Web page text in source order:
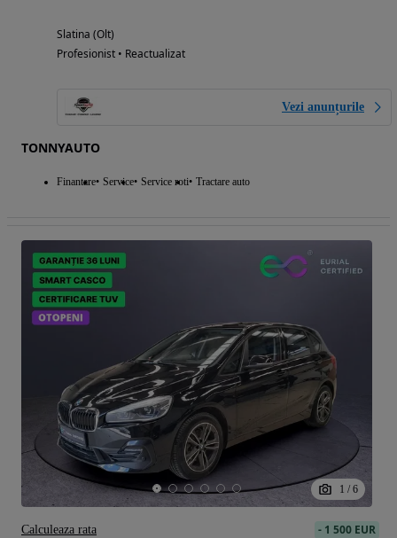
Slatina (Olt)
Profesionist • Reactualizat
Vezi anunțurile
TONNYAUTO
Finantare Service Service roti Tractare auto
1 / 6
- 1 500 EUR
Calculeaza rata